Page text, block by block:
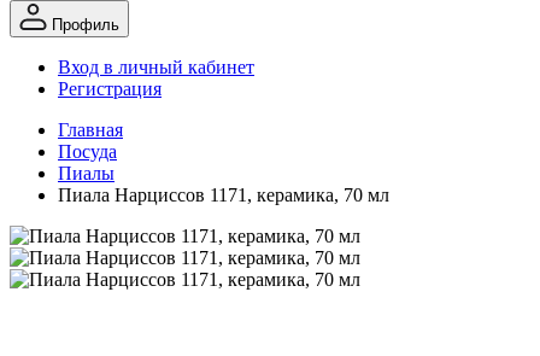
Профиль
Вход в личный кабинет
Регистрация
Главная
Посуда
Пиалы
Пиала Нарциссов 1171, керамика, 70 мл